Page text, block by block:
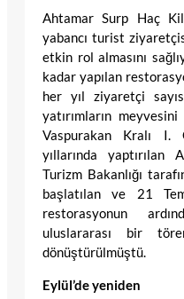
Ahtamar Surp Haç
yabancı turist
etkin rol almasını
kadar yapılan
her yıl ziyaretçi
yatırımların
Vaspurakan Kralı I.
yıllarında
Turizm Bakanlığı
başlatılan ve 21
restorasyonun
uluslararası bir
dönüştürülmüştü.
Eylül’de yeniden